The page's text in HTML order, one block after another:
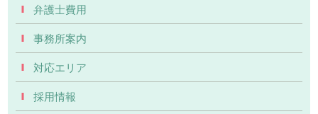
弁護士費用
事務所案内
対応エリア
採用情報